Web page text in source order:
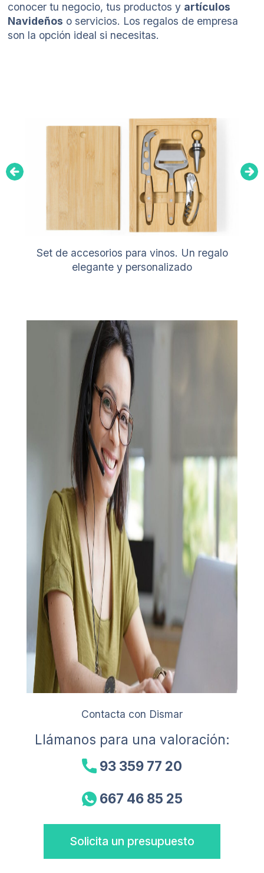
conocer tu negocio, tus productos y artículos
Navideños o servicios. Los regalos de empresa
son la opción ideal si necesitas.
Set de accesorios para vinos. Un regalo
elegante y personalizado
Contacta con Dismar
Llámanos para una valoración:
93 359 77 20
667 46 85 25
Solicita un presupuesto